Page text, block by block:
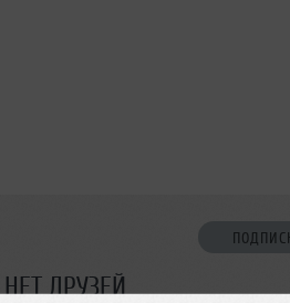
НЕТ ДРУЗЕЙ